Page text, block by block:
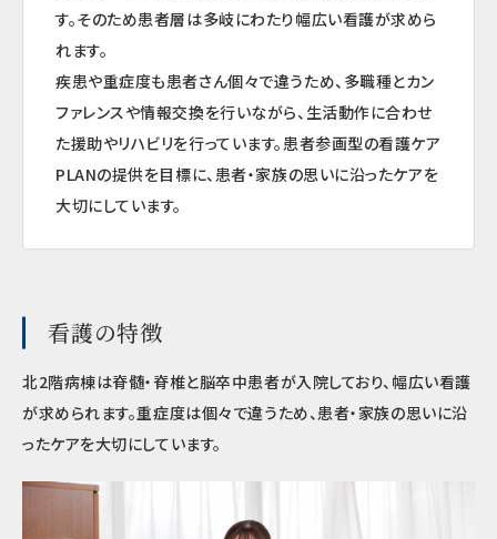
す。そのため患者層は多岐にわたり幅広い看護が求めら
れます。
疾患や重症度も患者さん個々で違うため、多職種とカン
ファレンスや情報交換を行いながら、生活動作に合わせ
た援助やリハビリを行っています。患者参画型の看護ケア
PLANの提供を目標に、患者・家族の思いに沿ったケアを
大切にしています。
看護の特徴
北2階病棟は脊髄・脊椎と脳卒中患者が入院しており、幅広い看護
が求められます。重症度は個々で違うため、患者・家族の思いに沿
ったケアを大切にしています。